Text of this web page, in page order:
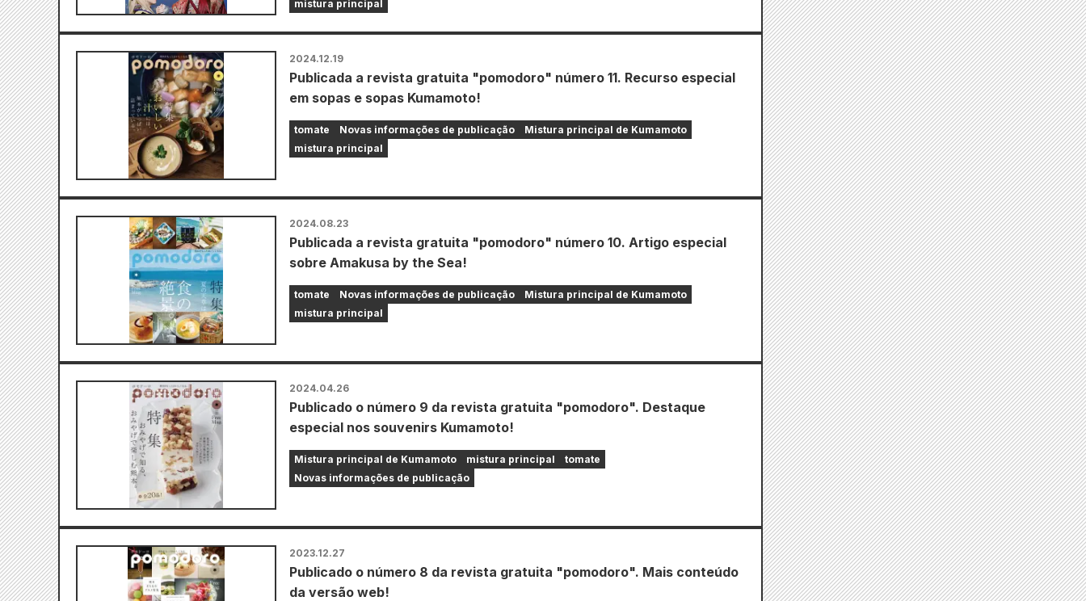
mistura principal
2024.12.19
Publicada a revista gratuita "pomodoro" número 11. Recurso especial
em sopas e sopas Kumamoto!
tomate Novas informações de publicação
Mistura principal de Kumamoto
mistura principal
2024.08.23
Publicada a revista gratuita "pomodoro" número 10. Artigo especial
sobre Amakusa by the Sea!
tomate Novas informações de publicação
Mistura principal de Kumamoto
mistura principal
2024.04.26
Publicado o número 9 da revista gratuita "pomodoro". Destaque
especial nos souvenirs Kumamoto!
Mistura principal de Kumamoto mistura principal
tomate
Novas informações de publicação
2023.12.27
Publicado o número 8 da revista gratuita "pomodoro". Mais conteúdo
da versão web!